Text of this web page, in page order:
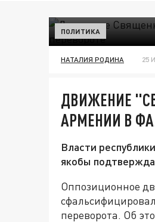
ПОЛИТИКА
НАТАЛИЯ РОДИНА 25
ДВИЖЕНИЕ
АРМЕНИИ В
Власти
якобы
Оппозиционное
переворота. Об